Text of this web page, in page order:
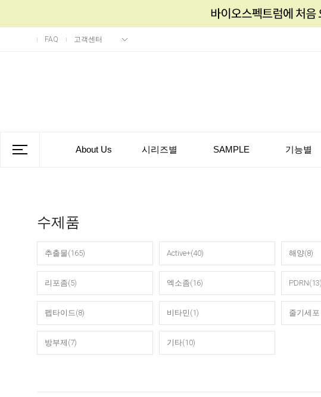
FAQ 고객센터
About Us 시리즈별 SAMPLE 기능별
수제품
추출물(165) Active+(40) 해양(8)
리포좀(5) 엑소좀(16) PDRN(13)
펩타이드(8) 비타민(1) 줄기세
방부제(7) 기타(10)